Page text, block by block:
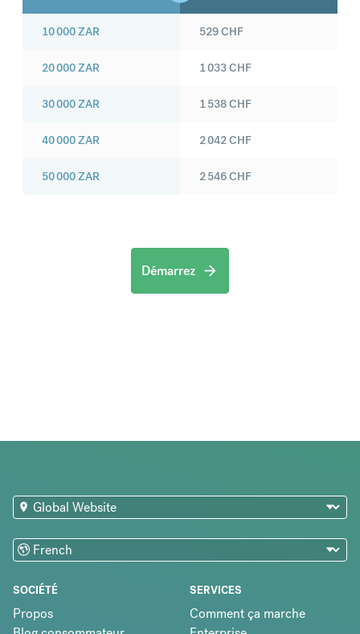
10 000ZAR
20 000ZAR
30 000ZAR
40 000ZAR
50 000ZAR
529CHF
1 033CHF
1 538CHF
2 042CHF
2 546CHF
Démarrez
SOCIÉTÉ
Propos
SERVICES
Comment ça marche